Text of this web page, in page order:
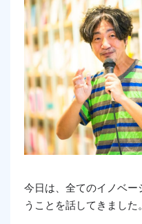
今日は、全てのイノベ
うことを話してきました。